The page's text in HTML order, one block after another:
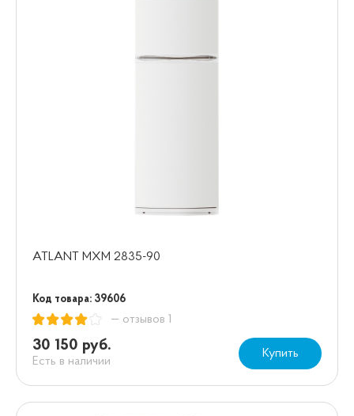
ATLANT MXM 2835-90
Код товара: 39606
— отзывов 1
30 150 руб.
Есть в наличии
Купить